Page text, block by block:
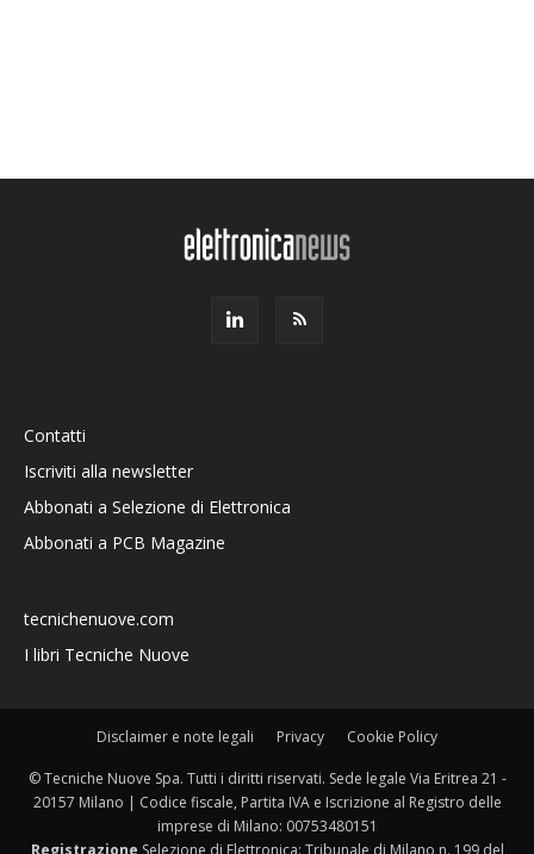
Contatti
Iscriviti alla newsletter
Abbonati a Selezione di Elettronica
Abbonati a PCB Magazine
tecnichenuove.com
I libri Tecniche Nuove
Disclaimer e note legali Privacy Cookie Policy
© Tecniche Nuove Spa. Tutti i diritti riservati. Sede legale Via Eritrea 21 -
20157 Milano | Codice fiscale, Partita IVA e Iscrizione al Registro delle
imprese di Milano: 00753480151